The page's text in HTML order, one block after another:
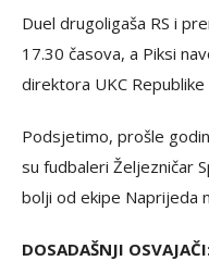
Duel drugoligaša RS i
17.30 časova, a Piksi
direktora UKC Republike
Podsjetimo, prošle
su fudbaleri Željezničar
bolji od ekipe Naprijeda
DOSADAŠNJI